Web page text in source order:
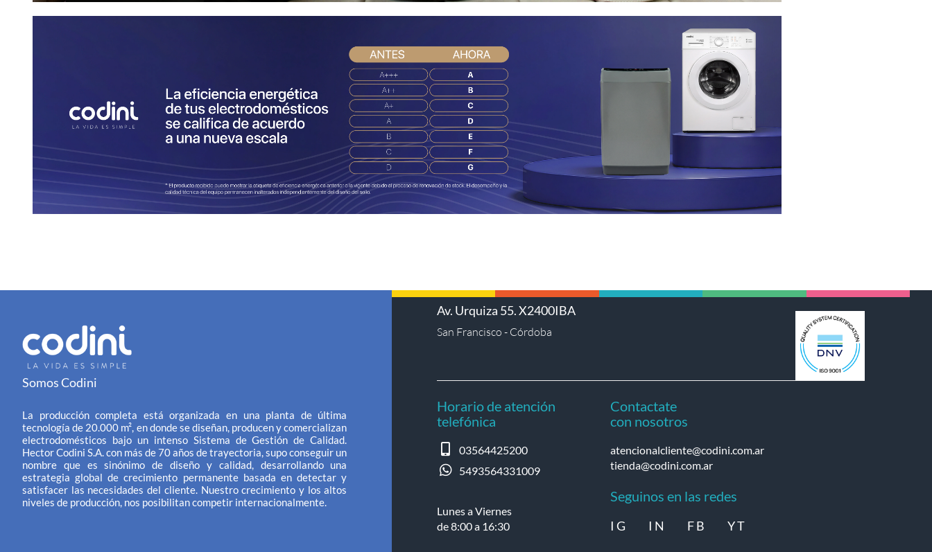
Somos Codini
La producción completa está organizada en una planta de última
tecnología de 20.000 m², en donde se diseñan, producen y comercializan
electrodomésticos bajo un intenso Sistema de Gestión de Calidad.
Hector Codini S.A. con más de 70 años de trayectoria, supo conseguir un
nombre que es sinónimo de diseño y calidad, desarrollando una
estrategia global de crecimiento permanente basada en detectar y
satisfacer las necesidades del cliente. Nuestro crecimiento y los altos
niveles de producción, nos posibilitan competir internacionalmente.
Av. Urquiza 55. X2400IBA
San Francisco - Córdoba
Horario de atención
telefónica
03564425200
5493564331009
Lunes a Viernes
de 8:00 a 16:30
Contactate
con nosotros
atencionalcliente@codini.com.ar
tienda@codini.com.ar
Seguinos en las redes
I G I N F B Y T